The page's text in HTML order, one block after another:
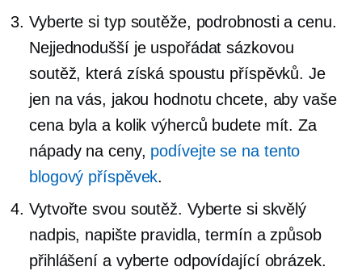
Vyberte si typ soutěže, podrobnosti a cenu.
Nejjednodušší je uspořádat sázkovou
soutěž, která získá spoustu příspěvků. Je
jen na vás, jakou hodnotu chcete, aby vaše
cena byla a kolik výherců budete mít. Za
nápady na ceny, podívejte se na tento
blogový příspěvek.
Vytvořte svou soutěž. Vyberte si skvělý
nadpis, napište pravidla, termín a způsob
přihlášení a vyberte odpovídající obrázek.